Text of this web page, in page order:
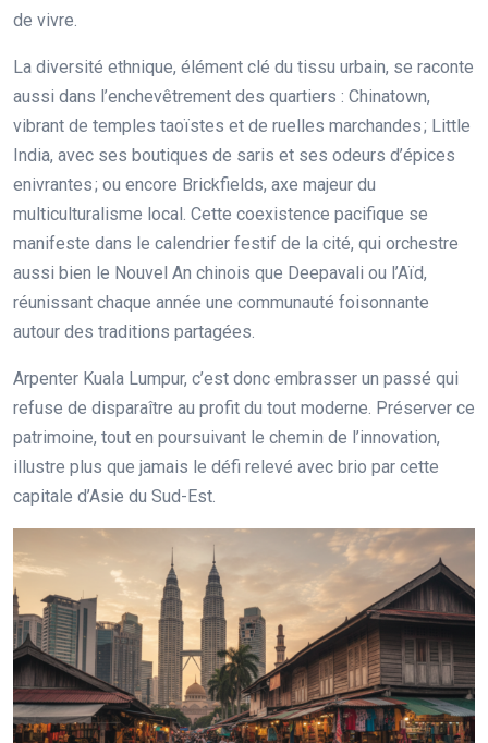
de vivre.
La diversité ethnique, élément clé du tissu urbain, se raconte
aussi dans l’enchevêtrement des quartiers : Chinatown,
vibrant de temples taoïstes et de ruelles marchandes ; Little
India, avec ses boutiques de saris et ses odeurs d’épices
enivrantes ; ou encore Brickfields, axe majeur du
multiculturalisme local. Cette coexistence pacifique se
manifeste dans le calendrier festif de la cité, qui orchestre
aussi bien le Nouvel An chinois que Deepavali ou l’Aïd,
réunissant chaque année une communauté foisonnante
autour des traditions partagées.
Arpenter Kuala Lumpur, c’est donc embrasser un passé qui
refuse de disparaître au profit du tout moderne. Préserver ce
patrimoine, tout en poursuivant le chemin de l’innovation,
illustre plus que jamais le défi relevé avec brio par cette
capitale d’Asie du Sud-Est.